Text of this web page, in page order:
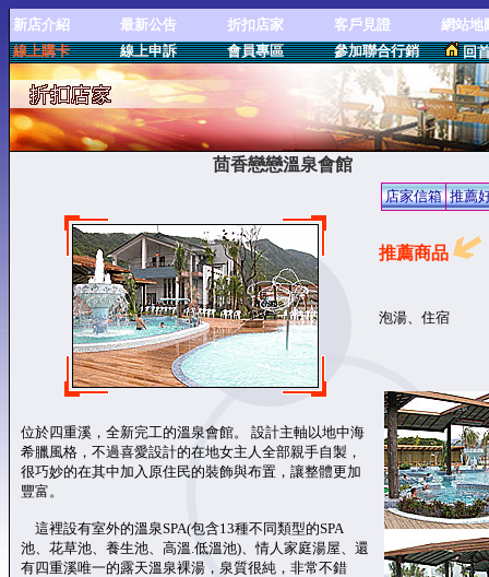
新店介紹 最新公告 折扣店家 客戶見證
網站地
線上購卡
線上申訴 會員專區 參加聯合行銷 回
茴香戀戀溫泉會館
店家信箱 推薦
位於四重溪，全新完工的溫泉會館。 設計主軸以地中海
希臘風格，不過喜愛設計的在地女主人全部親手自製，
很巧妙的在其中加入原住民的裝飾與布置，讓整體更加
豐富。
這裡設有室外的溫泉SPA(包含13種不同類型的SPA
池、花草池、養生池、高溫.低溫池)、情人家庭湯屋、還
有四重溪唯一的露天溫泉裸湯，泉質很純，非常不錯
推薦商品
泡湯、住宿